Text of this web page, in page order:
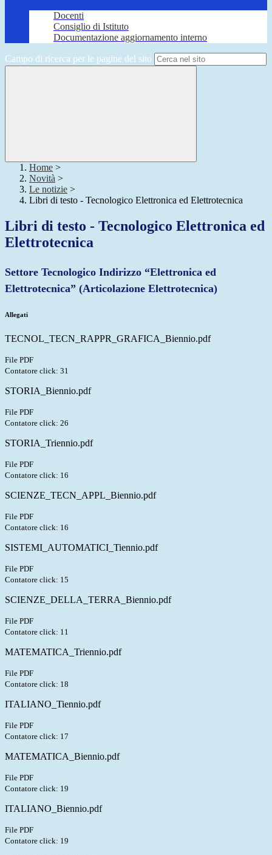
Docenti
Consiglio di Istituto
Documentazione aggiornamento interno
Campo di ricerca per le pagine del sito
Home >
Novità >
Le notizie >
Libri di testo - Tecnologico Elettronica ed Elettrotecnica
Libri di testo - Tecnologico Elettronica ed
Elettrotecnica
Settore Tecnologico Indirizzo “Elettronica ed
Elettrotecnica” (Articolazione Elettrotecnica)
Allegati
TECNOL_TECN_RAPPR_GRAFICA_Biennio.pdf
File PDF
Contatore click: 31
STORIA_Biennio.pdf
File PDF
Contatore click: 26
STORIA_Triennio.pdf
File PDF
Contatore click: 16
SCIENZE_TECN_APPL_Biennio.pdf
File PDF
Contatore click: 16
SISTEMI_AUTOMATICI_Tiennio.pdf
File PDF
Contatore click: 15
SCIENZE_DELLA_TERRA_Biennio.pdf
File PDF
Contatore click: 11
MATEMATICA_Triennio.pdf
File PDF
Contatore click: 18
ITALIANO_Tiennio.pdf
File PDF
Contatore click: 17
MATEMATICA_Biennio.pdf
File PDF
Contatore click: 19
ITALIANO_Biennio.pdf
File PDF
Contatore click: 19